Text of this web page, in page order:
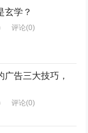
玄学？
评论(0)
告三大技巧，
评论(0)